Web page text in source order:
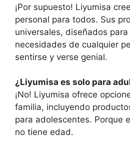
¡Por supuesto! Liyumisa
personal para todos. Sus
universales, diseñados
necesidades de cualquier
sentirse y verse genial.
¿Liyumisa es solo para
¡No! Liyumisa ofrece
familia, incluyendo
para adolescentes. Porque
no tiene edad.